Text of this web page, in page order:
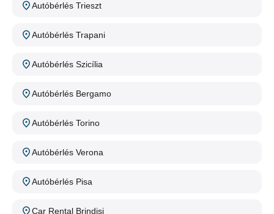
Autóbérlés Trieszt
Autóbérlés Trapani
Autóbérlés Szicília
Autóbérlés Bergamo
Autóbérlés Torino
Autóbérlés Verona
Autóbérlés Pisa
Car Rental Brindisi